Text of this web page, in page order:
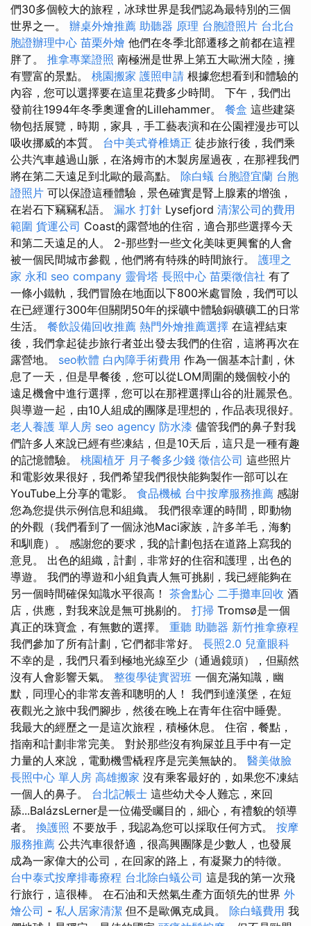
們30多個較大的旅程，冰球世界是我們認為最特別的三個
世界之一。 辦桌外燴推薦 助聽器 原理 台胞證照片 台北台
胞證辦理中心 苗栗外燴 他們在冬季北部遷移之前都在這裡
胖了。 推拿專業證照 南極洲是世界上第五大歐洲大陸，擁
有豐富的景點。 桃園搬家 護照申請 根據您想看到和體驗的
內容，您可以選擇要在這里花費多少時間。 下午，我們出
發前往1994年冬季奧運會的Lillehammer。 餐盒 這些建築
物包括展覽，時期，家具，手工藝表演和在公園裡漫步可以
吸收挪威的本質。 台中美式脊椎矯正 徒步旅行後，我們乘
公共汽車越過山脈，在洛姆市的木製房屋過夜，在那裡我們
將在第二天遠足到北歐的最高點。 除白蟻 台胞證宜蘭 台胞
證照片 可以保證這種體驗，景色確實是腎上腺素的增強，
在岩石下竊竊私語。 漏水 打針 Lysefjord 清潔公司的費用
範圍 貨運公司 Coast的露營地的住宿，適合那些選擇今天
和第二天遠足的人。 2-那些對一些文化美味更興奮的人會
被一個民間城市參觀，他們將有特殊的時間旅行。 護理之
家 永和 seo company 靈骨塔 長照中心 苗栗徵信社 有了
一條小鐵軌，我們冒險在地面以下800米處冒險，我們可以
在已經運行300年但關閉50年的採礦中體驗銅礦礦工的日常
生活。 餐飲設備回收推薦 熱門外燴推薦選擇 在這裡結束
後，我們拿起徒步旅行者並出發去我們的住宿，這將再次在
露營地。 seo軟體 白內障手術費用 作為一個基本計劃，休
息了一天，但是早餐後，您可以從LOM周圍的幾個較小的
遠足機會中進行選擇，您可以在那裡選擇山谷的壯麗景色。
與導遊一起，由10人組成的團隊是理想的，作品表現很好。
老人養護 單人房 seo agency 防水漆 儘管我們的鼻子對我
們許多人來說已經有些凍結，但是10天后，這只是一種有趣
的記憶體驗。 桃園植牙 月子餐多少錢 徵信公司 這些照片
和電影效果很好，我們希望我們很快能夠製作一部可以在
YouTube上分享的電影。 食品機械 台中按摩服務推薦 感謝
您為您提供示例信息和組織。 我們很幸運的時間，即動物
的外觀（我們看到了一個泳池Maci家族，許多羊毛，海豹
和馴鹿）。 感謝您的要求，我的計劃包括在道路上寫我的
意見。 出色的組織，計劃，非常好的住宿和護理，出色的
導遊。 我們的導遊和小組負責人無可挑剔，我已經能夠在
另一個時間確保知識水平很高！ 茶會點心 二手攤車回收 酒
店，供應，對我來說是無可挑剔的。 打掃 Tromsø是一個
真正的珠寶盒，有無數的選擇。 重聽 助聽器 新竹推拿療程
我們參加了所有計劃，它們都非常好。 長照2.0 兒童眼科
不幸的是，我們只看到極地光線至少（通過鏡頭），但顯然
沒有人會影響天氣。 整復學徒實習班 一個充滿知識，幽
默，同理心的非常友善和聰明的人！ 我們到達漢堡，在短
夜觀光之旅中我們腳步，然後在晚上在青年住宿中睡覺。
我最大的經歷之一是這次旅程，積極休息。 住宿，餐點，
指南和計劃非常完美。 對於那些沒有狗屎並且手中有一定
力量的人來說，電動機雪橇程序是完美無缺的。 醫美做臉
長照中心 單人房 高雄搬家 沒有乘客最好的，如果您不凍結
一個人的鼻子。 台北記帳士 這些幼犬令人難忘，來回
舔...BalázsLerner是一位備受矚目的，細心，有禮貌的領導
者。 換護照 不要放手，我認為您可以採取任何方式。 按摩
服務推薦 公共汽車很舒適，很高興團隊是少數人，也發展
成為一家偉大的公司，在回家的路上，有凝聚力的特徵。
台中泰式按摩排毒療程 台北除白蟻公司 這是我的第一次飛
行旅行，這很棒。 在石油和天然氣生產方面領先的世界 外
燴公司 - 私人居家清潔 但不是歐佩克成員。 除白蟻費用 我